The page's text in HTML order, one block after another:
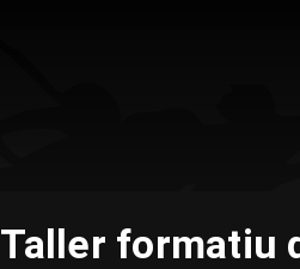
Taller formatiu